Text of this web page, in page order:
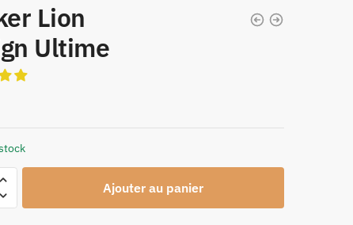
Lion
Ultime
Ajouter au panier